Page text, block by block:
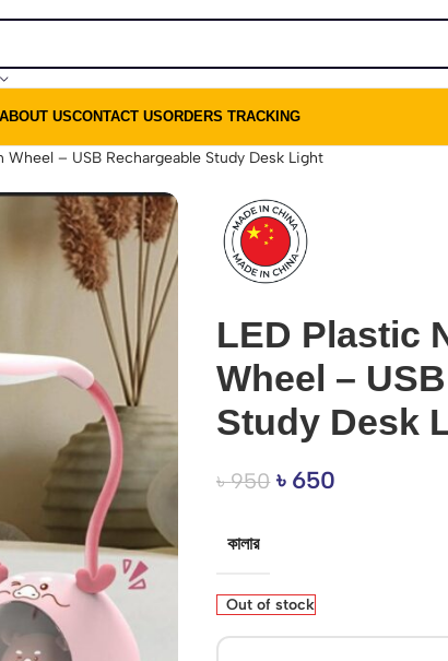
ABOUT USCONTACT USORDERS TRACKING
Wheel – USB Rechargeable Study Desk Light
LED Plastic
Wheel –
Study Desk
৳950 ৳ 650
কালার
Out of stock